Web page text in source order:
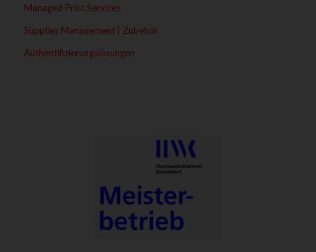
Managed Print Services
Supplies Management | Zubehör
Authentifizierungslösungen